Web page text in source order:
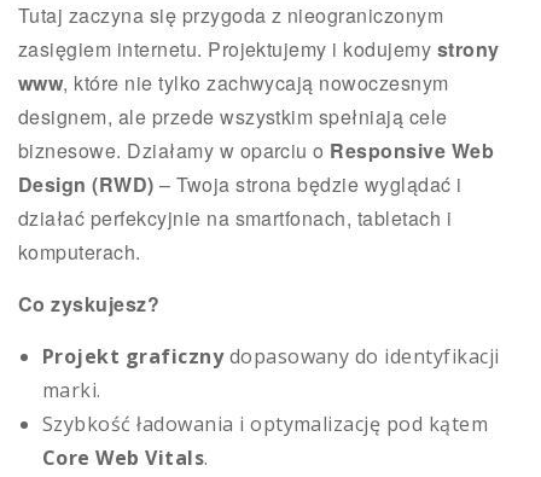
Tutaj zaczyna się przygoda z nieograniczonym
zasięgiem internetu. Projektujemy i kodujemy strony
www, które nie tylko zachwycają nowoczesnym
designem, ale przede wszystkim spełniają cele
biznesowe. Działamy w oparciu o Responsive Web
Design (RWD) – Twoja strona będzie wyglądać i
działać perfekcyjnie na smartfonach, tabletach i
komputerach.
Co zyskujesz?
Projekt graficznydopasowany do identyfikacji
marki.
Szybkość ładowania i optymalizację pod kątem
Core Web Vitals.